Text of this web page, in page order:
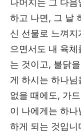
나머지는 그 다
하고 나면, 그 날
신 선물로 느껴
으면서도 내 육
는 것이고, 불닭
게 하시는 하나
없을 때에도, 가
이 나에게는 하
하게 되는 것입니